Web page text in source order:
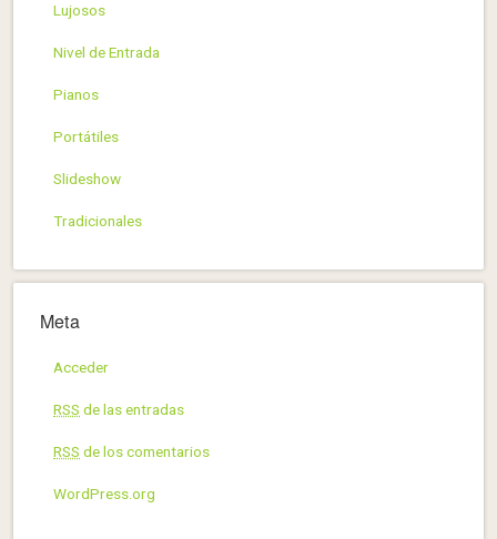
Lujosos
Nivel de Entrada
Pianos
Portátiles
Slideshow
Tradicionales
Meta
Acceder
RSS de las entradas
RSS de los comentarios
WordPress.org